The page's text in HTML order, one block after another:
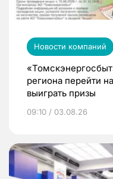
Новости компаний
региона перейти
выиграть призы
09:10 / 03.08.26